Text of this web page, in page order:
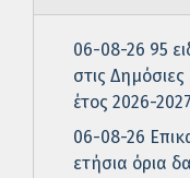
06-08-26 95
στις
έτος 2026-2027
06-08-26
ετήσια όρια